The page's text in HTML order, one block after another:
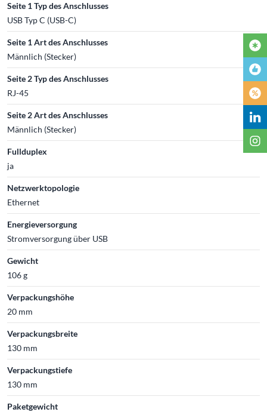
Seite 1 Typ des Anschlusses
USB Typ C (USB-C)
Seite 1 Art des Anschlusses
Männlich (Stecker)
Seite 2 Typ des Anschlusses
RJ-45
Seite 2 Art des Anschlusses
Männlich (Stecker)
Fullduplex
ja
Netzwerktopologie
Ethernet
Energieversorgung
Stromversorgung über USB
Gewicht
106 g
Verpackungshöhe
20 mm
Verpackungsbreite
130 mm
Verpackungstiefe
130 mm
Paketgewicht